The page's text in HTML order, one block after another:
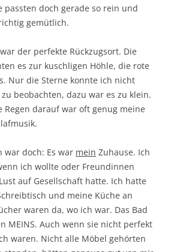
passten doch gerade so rein und
gemütlich.
der perfekte Rückzugsort. Die
es zur kuschligen Höhle, die rote
Nur die Sterne konnte ich nicht
beobachten, dazu war es zu klein.
Regen darauf war oft genug meine
war doch: Es war mein Zuhause. Ich
ich wollte oder Freundinnen
auf Gesellschaft hatte. Ich hatte
und meine Küche an
waren da, wo ich war. Das Bad
MEINS. Auch wenn sie nicht perfekt
waren. Nicht alle Möbel gehörten